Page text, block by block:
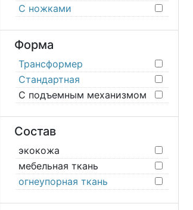
С ножками
Форма
Трансформер
Стандартная
С подъемным механизмом
Состав
экокожа
мебельная ткань
огнеупорная ткань